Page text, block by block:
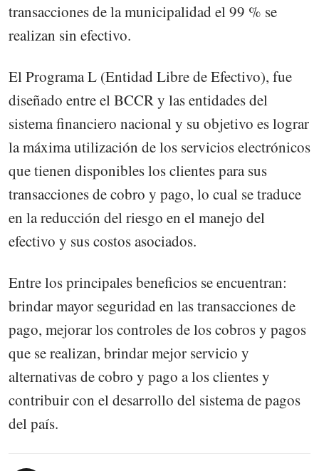
transacciones de la municipalidad el 99 % se
realizan sin efectivo.
El Programa L (Entidad Libre de Efectivo), fue
diseñado entre el BCCR y las entidades del
sistema financiero nacional y su objetivo es lograr
la máxima utilización de los servicios electrónicos
que tienen disponibles los clientes para sus
transacciones de cobro y pago, lo cual se traduce
en la reducción del riesgo en el manejo del
efectivo y sus costos asociados.
Entre los principales beneficios se encuentran:
brindar mayor seguridad en las transacciones de
pago, mejorar los controles de los cobros y pagos
que se realizan, brindar mejor servicio y
alternativas de cobro y pago a los clientes y
contribuir con el desarrollo del sistema de pagos
del país.